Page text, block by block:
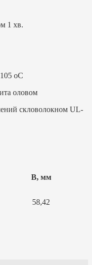
1 хв.
oC
оловом
скловолокном UL-
В, мм
58,42